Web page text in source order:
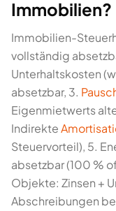
Immobilien?
Immobilien-
vollständig
Unterhaltskosten
absetzbar, 3.
Eigenmietwerts
Indirekte
Steuervorteil), 5.
absetzbar (100 %
Objekte: Zinsen +
Abschreibungen